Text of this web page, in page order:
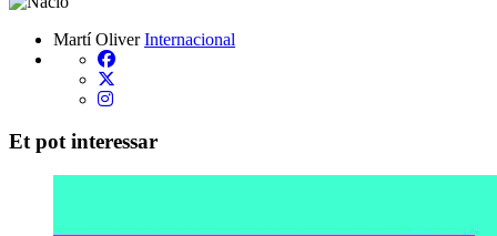
Martí Oliver Internacional
Et pot interessar